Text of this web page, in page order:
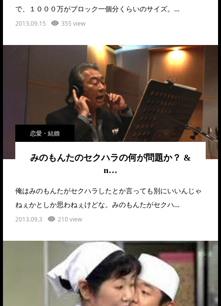
で、１０００万がブロック一個分くらいのサイズ。…
2013.09.15 355 view
恋愛・結婚
みのもんたのセクハラの何が問題か？ &
n…
俺はみのもんたがセクハラしたとか言っても別にいいんじゃ
ねぇかとしか思わねぇけどな。みのもんたがセクハ…
2013.09.3 210 view